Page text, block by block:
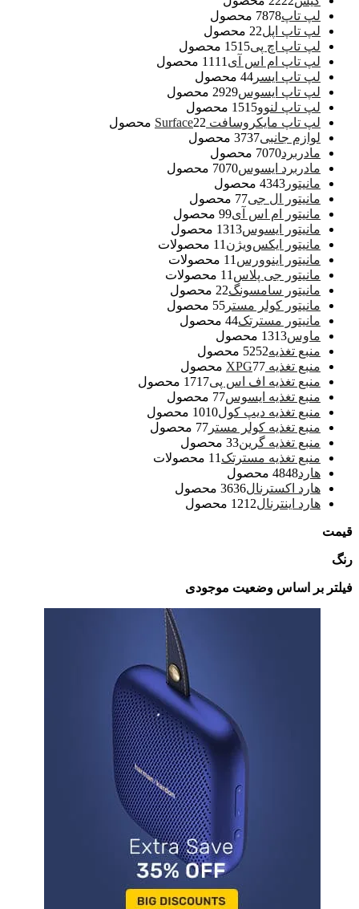
لپ تاپ
7878 محصول
لپ تاپ اپل 22 محصول
لپ تاپ اچ پی
1515 محصول
لپ تاپ ام اس آی
11 11 محصول
لپ تاپ ایسر
44 محصول
لپ تاپ ایسوس
2929 محصول
لپ تاپ لنوو
1515 محصول
لپ تاپ مایکروسافت Surface
22 محصول
لوازم جانبی
3737 محصول
مادربرد
7070 محصول
مادربرد ایسوس
7070 محصول
مانیتور
4343 محصول
مانیتور ال جی 77 محصول
مانیتور ام اس آی 99 محصول
مانیتور ایسوس
1313 محصول
مانیتور ایکس‌ویژن
1 1 محصولات
مانیتور اینوورس
1 1 محصولات
مانیتور جی پلاس
1 1 محصولات
مانیتور سامسونگ 22 محصول
مانیتور کولر مستر
55 محصول
مانیتور مسترتک 44 محصول
ماوس
1313 محصول
منبع تغذیه
5252 محصول
منبع تغذیه XPG
77 محصول
منبع تغذیه اف اس پی
1717 محصول
منبع تغذیه ایسوس 77 محصول
منبع تغذیه دیپ کول
1010 محصول
منبع تغذیه کولر مستر
77 محصول
منبع تغذیه گرین 33 محصول
منبع تغذیه مسترتک
1 1 محصولات
هارد
4848 محصول
هارد اکسترنال
3636 محصول
هارد اینترنال
1212 محصول
قیمت
رنگ
فیلتر بر اساس وضعیت موجودی